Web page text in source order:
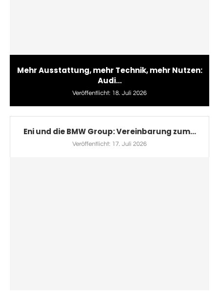
Mehr Ausstattung, mehr Technik, mehr Nutzen:
Audi...
Veröffentlicht: 18. Juli 2026
Eni und die BMW Group: Vereinbarung zum...
Veröffentlicht: 17. Juli 2026